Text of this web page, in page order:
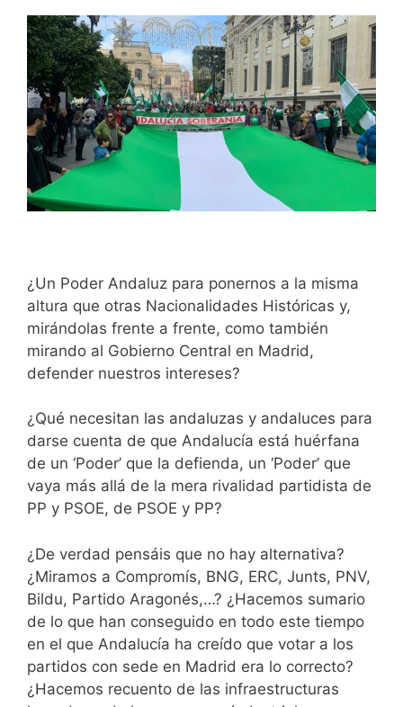
¿Un Poder Andaluz para ponernos a la misma
altura que otras Nacionalidades Históricas y,
mirándolas frente a frente, como también
mirando al Gobierno Central en Madrid,
defender nuestros intereses?
¿Qué necesitan las andaluzas y andaluces para
darse cuenta de que Andalucía está huérfana
de un ‘Poder’ que la defienda, un ‘Poder’ que
vaya más allá de la mera rivalidad partidista de
PP y PSOE, de PSOE y PP?
¿De verdad pensáis que no hay alternativa?
¿Miramos a Compromís, BNG, ERC, Junts, PNV,
Bildu, Partido Aragonés,…? ¿Hacemos sumario
de lo que han conseguido en todo este tiempo
en el que Andalucía ha creído que votar a los
partidos con sede en Madrid era lo correcto?
¿Hacemos recuento de las infraestructuras